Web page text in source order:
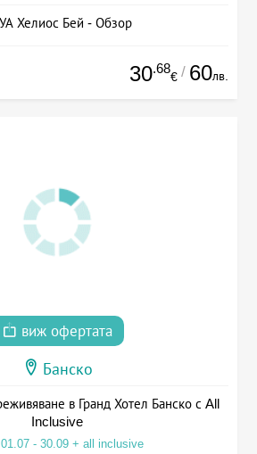
Хелиос Бей - Обзор
30.68
€ / 60лв.
виж офертата
Банско
в Гранд Хотел Банско с All
Inclusive
01.07 - 30.09 + all inclusive